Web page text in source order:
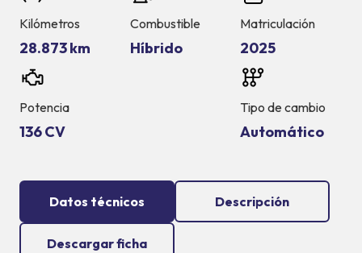
Kilómetros
28.873 km
Combustible
Híbrido
Matriculación
2025
Potencia
136 CV
Tipo de cambio
Automático
Datos técnicos Descripción
Descargar ficha